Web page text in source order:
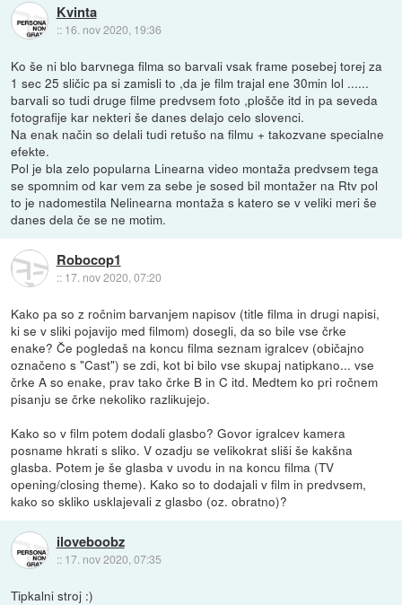
Kvinta
:: 16. nov 2020, 19:36
Ko še ni blo barvnega filma so barvali vsak frame posebej torej za
1 sec 25 sličic pa si zamisli to ,da je film trajal ene 30min lol ......
barvali so tudi druge filme predvsem foto ,plošče itd in pa seveda
fotografije kar nekteri še danes delajo celo slovenci.
Na enak način so delali tudi retušo na filmu + takozvane specialne
efekte.
Pol je bla zelo popularna Linearna video montaža predvsem tega
se spomnim od kar vem za sebe je sosed bil montažer na Rtv pol
to je nadomestila Nelinearna montaža s katero se v veliki meri še
danes dela če se ne motim.
Robocop1
:: 17. nov 2020, 07:20
Kako pa so z ročnim barvanjem napisov (title filma in drugi napisi,
ki se v sliki pojavijo med filmom) dosegli, da so bile vse črke
enake? Če pogledaš na koncu filma seznam igralcev (običajno
označeno s "Cast") se zdi, kot bi bilo vse skupaj natipkano... vse
črke A so enake, prav tako črke B in C itd. Medtem ko pri ročnem
pisanju se črke nekoliko razlikujejo.
Kako so v film potem dodali glasbo? Govor igralcev kamera
posname hkrati s sliko. V ozadju se velikokrat sliši še kakšna
glasba. Potem je še glasba v uvodu in na koncu filma (TV
opening/closing theme). Kako so to dodajali v film in predvsem,
kako so skliko usklajevali z glasbo (oz. obratno)?
iloveboobz
:: 17. nov 2020, 07:35
Tipkalni stroj :)